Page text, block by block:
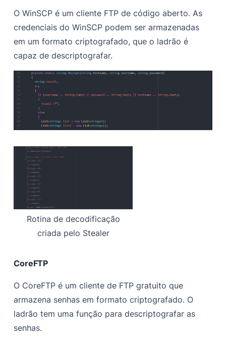
O WinSCP é um cliente FTP de código aberto. As
credenciais do WinSCP podem ser armazenadas
em um formato criptografado, que o ladrão é
capaz de descriptografar.
Rotina de decodificação
criada pelo Stealer
CoreFTP
O CoreFTP é um cliente de FTP gratuito que
armazena senhas em formato criptografado. O
ladrão tem uma função para descriptografar as
senhas.